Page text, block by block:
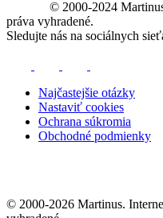
© 2000-2024
práva vyhradené.
Sledujte nás na sociálnych
Najčastejšie otázky
Nastaviť cookies
Ochrana súkromia
Obchodné podmienky
© 2000-2026 Martinus.